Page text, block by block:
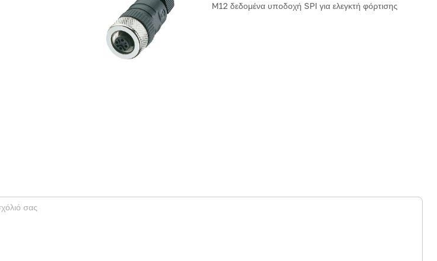
M12 δεδομένα υποδοχή SPI για ελεγκτή φόρτισης